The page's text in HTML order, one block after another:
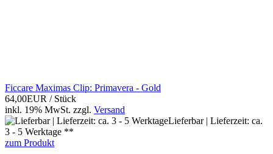
Ficcare Maximas Clip: Primavera - Gold
64,00EUR / Stück
inkl. 19% MwSt. zzgl. Versand
Lieferbar | Lieferzeit: ca.
3 - 5 Werktage **
zum Produkt